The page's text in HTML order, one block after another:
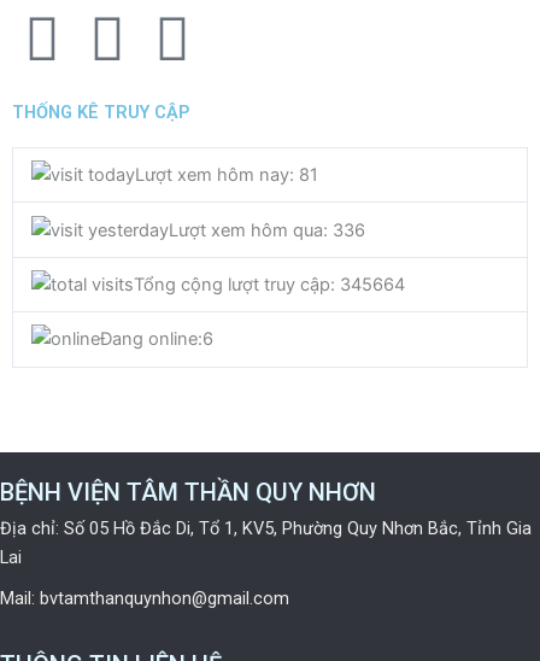
F
a
c
e
b
o
k
T
w
i
t
t
e
Y
o
u
t
u
b
THỐNG KÊ TRUY CẬP
Lượt xem hôm nay: 81
Lượt xem hôm qua: 336
Tổng cộng lượt truy cập: 345664
Đang online:6
BỆNH VIỆN TÂM THẦN QUY NHƠN
Địa chỉ: Số 05 Hồ Đắc Di, Tổ 1, KV5, Phường Quy Nhơn Bắc, Tỉnh Gia
Lai
Mail: bvtamthanquynhon@gmail.com